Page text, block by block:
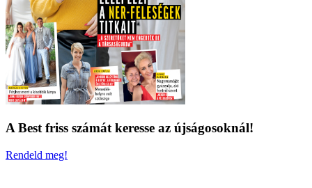
A Best friss számát keresse az újságosoknál!
Rendeld meg!